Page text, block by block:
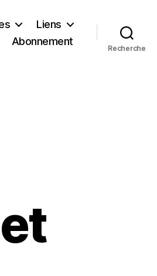
Liens
Abonnement
Recherche